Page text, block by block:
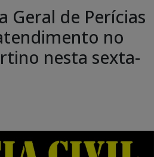
Geral de Perícias
no
nesta sexta-